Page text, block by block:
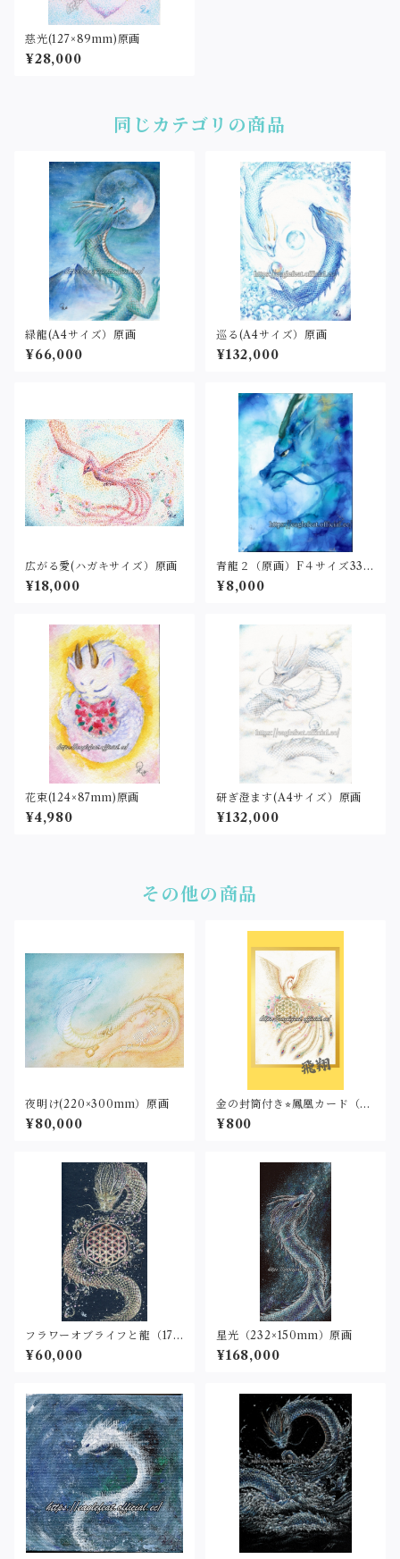
慈光(127×89mm)原画
¥28,000
同じカテゴリの商品
緑龍(A4サイズ）原画
¥66,000
巡る(A4サイズ）原画
¥132,000
広がる愛(ハガキサイズ）原画
¥18,000
青龍２（原画）F４サイズ333
×242
¥8,000
花束(124×87mm)原画
¥4,980
研ぎ澄ます(A4サイズ）原画
¥132,000
その他の商品
夜明け(220×300mm）原画
¥80,000
金の封筒付き⭐︎鳳凰カード（名
刺サイズ・印刷）
¥800
フラワーオブライフと龍（17.9
×9.7cm）原画
¥60,000
星光（232×150mm）原画
¥168,000